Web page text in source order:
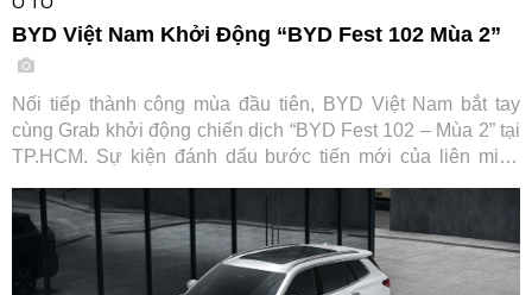
BYD Việt Nam Khởi Động “BYD Fest 102 Mùa 2”
Nối tiếp thành công mùa đầu tiên, BYD Việt Nam bắt tay
cùng Grab khởi động chiến dịch “BYD Fest 102 – Mùa 2” tại
TP.HCM. Sự kiện đánh dấu bước tiến mới của liên minh
đẩy chuyển đổi xanh cho ngành vận tải dịch vụ tại Việt Nam.